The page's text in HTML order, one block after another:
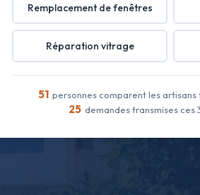
Remplacement de fenêtres
Réparation vitrage
51 personnes comparent les
25 demandes transmises ces